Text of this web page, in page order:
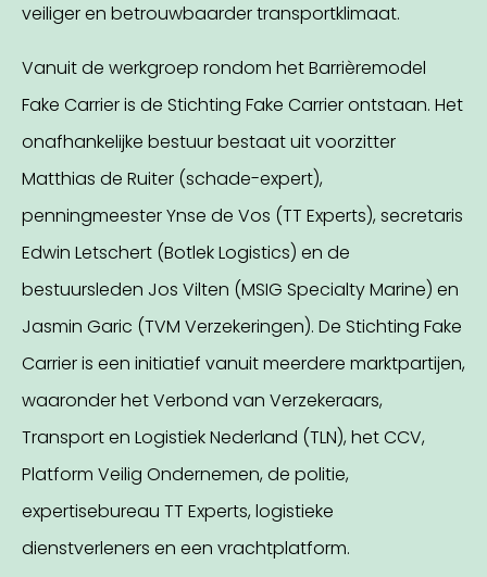
veiliger en betrouwbaarder transportklimaat.
Vanuit de werkgroep rondom het Barrièremodel
Fake Carrier is de Stichting Fake Carrier ontstaan. Het
onafhankelijke bestuur bestaat uit voorzitter
Matthias de Ruiter (schade-expert),
penningmeester Ynse de Vos (TT Experts), secretaris
Edwin Letschert (Botlek Logistics) en de
bestuursleden Jos Vilten (MSIG Specialty Marine) en
Jasmin Garic (TVM Verzekeringen). De Stichting Fake
Carrier is een initiatief vanuit meerdere marktpartijen,
waaronder het Verbond van Verzekeraars,
Transport en Logistiek Nederland (TLN), het CCV,
Platform Veilig Ondernemen, de politie,
expertisebureau TT Experts, logistieke
dienstverleners en een vrachtplatform.